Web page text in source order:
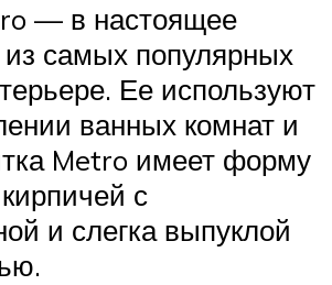
— в настоящее
самых популярных
Ее используют
ванных комнат и
Metro имеет форму
с
и слегка выпуклой